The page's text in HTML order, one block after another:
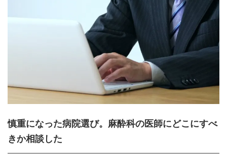
慎重になった病院選び。麻酔科の医師にどこにすべ
きか相談した